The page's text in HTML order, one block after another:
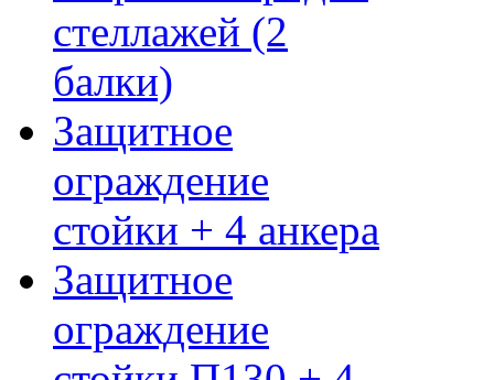
стеллажей (2
балки)
Защитное
ограждение
стойки + 4 анкера
Защитное
ограждение